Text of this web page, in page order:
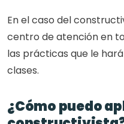
En el caso del
centro de atención en
las prácticas que le
clases.
¿Cómo puedo